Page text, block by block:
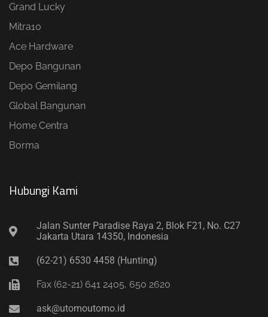
Grand Lucky
Mitra10
Ace Hardware
Depo Bangunan
Depo Gemilang
Global Bangunan
Home Centra
Borma
Hubungi Kami​
Jalan Sunter Paradise Raya 2, Blok F21, No. C27
Jakarta Utara 14350, Indonesia
(62-21) 6530 4458 (Hunting)
Fax (62-21) 641 2405, 650 2620
ask@utomoutomo.id